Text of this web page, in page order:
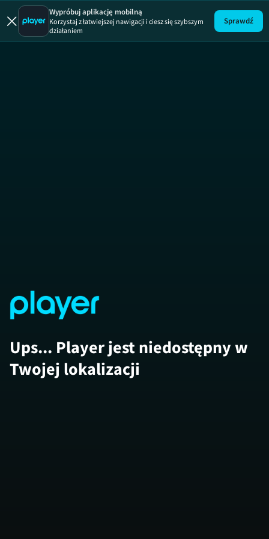
MasterChef
Wypróbuj aplikację mobilną
Korzystaj z łatwiejszej nawigacji i ciesz się szybszym
działaniem
Sprawdź
Ups... Player jest niedostępny w
Twojej lokalizacji